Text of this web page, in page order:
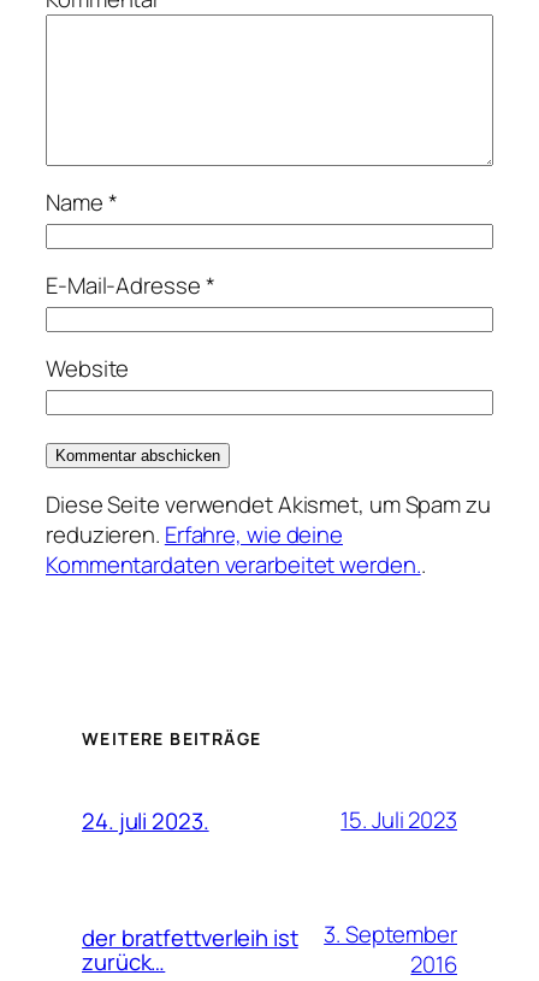
Name*
E-Mail-Adresse*
Website
Diese Seite verwendet Akismet, um Spam zu
reduzieren. Erfahre, wie deine
Kommentardaten verarbeitet werden..
WEITERE BEITRÄGE
24. juli 2023. 15. Juli 2023
der bratfettverleih ist
zurück…
3. September
2016